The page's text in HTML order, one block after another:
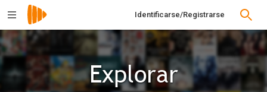
Identificarse/Registrarse
Explorar